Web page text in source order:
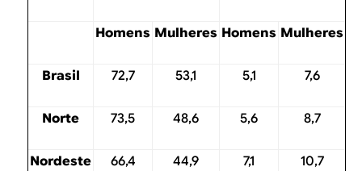
Homens Mulheres Homens Mulheres
Brasil 72,7 53,1 5,1 7,6
Norte 73,5 48,6 5,6 8,7
Nordeste 66,4 44,9 7,1 10,7